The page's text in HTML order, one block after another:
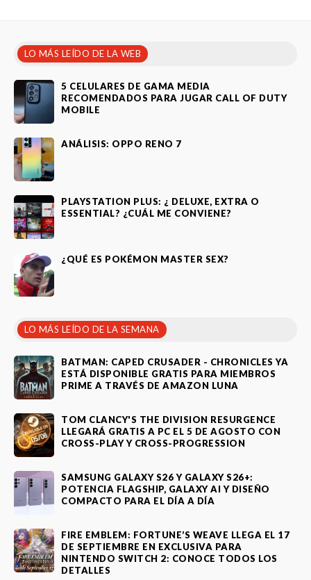
LO MÁS LEÍDO DE LA WEB
5 CELULARES DE GAMA MEDIA
RECOMENDADOS PARA JUGAR CALL OF DUTY
MOBILE
ANÁLISIS: OPPO RENO 7
PLAYSTATION PLUS: ¿ DELUXE, EXTRA O
ESSENTIAL? ¿CUÁL ME CONVIENE?
¿QUÉ ES POKÉMON MASTER SEX?
LO MÁS LEÍDO DE LA SEMANA
BATMAN: CAPED CRUSADER - CHRONICLES YA
ESTÁ DISPONIBLE GRATIS PARA MIEMBROS
PRIME A TRAVÉS DE AMAZON LUNA
TOM CLANCY'S THE DIVISION RESURGENCE
LLEGARÁ GRATIS A PC EL 5 DE AGOSTO CON
CROSS-PLAY Y CROSS-PROGRESSION
SAMSUNG GALAXY S26 Y GALAXY S26+:
POTENCIA FLAGSHIP, GALAXY AI Y DISEÑO
COMPACTO PARA EL DÍA A DÍA
FIRE EMBLEM: FORTUNE’S WEAVE LLEGA EL 17
DE SEPTIEMBRE EN EXCLUSIVA PARA
NINTENDO SWITCH 2: CONOCE TODOS LOS
DETALLES